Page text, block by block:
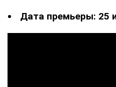
Дата премьеры: 25